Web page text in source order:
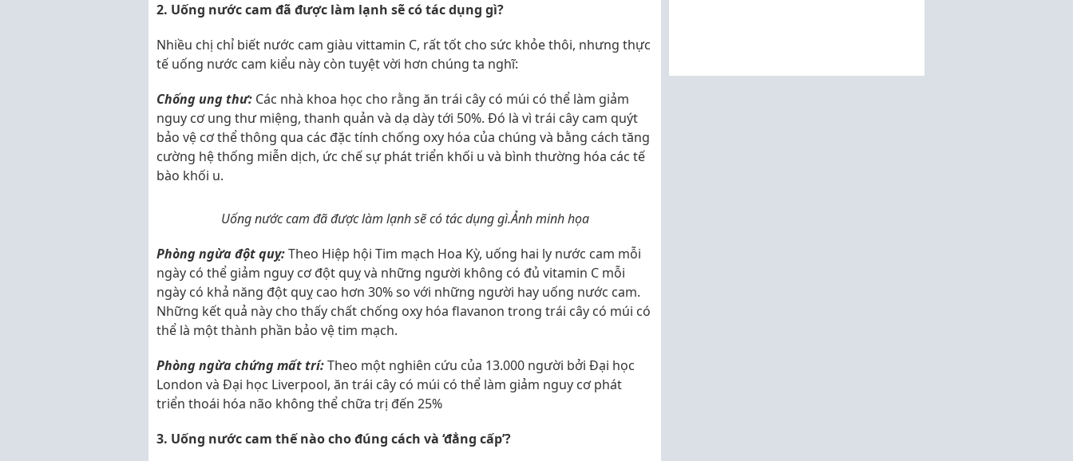
2. Uống nước cam đã được làm lạnh sẽ có tác dụng gì?
Nhiều chị chỉ biết nước cam giàu vittamin C, rất tốt cho sức khỏe thôi, nhưng thực
tế uống nước cam kiểu này còn tuyệt vời hơn chúng ta nghĩ:
Chống ung thư: Các nhà khoa học cho rằng ăn trái cây có múi có thể làm giảm
nguy cơ ung thư miệng, thanh quản và dạ dày tới 50%. Đó là vì trái cây cam quýt
bảo vệ cơ thể thông qua các đặc tính chống oxy hóa của chúng và bằng cách tăng
cường hệ thống miễn dịch, ức chế sự phát triển khối u và bình thường hóa các tế
bào khối u.
Uống nước cam đã được làm lạnh sẽ có tác dụng gì.Ảnh minh họa
Phòng ngừa đột quỵ:Theo Hiệp hội Tim mạch Hoa Kỳ, uống hai ly nước cam mỗi
ngày có thể giảm nguy cơ đột quỵ và những người không có đủ vitamin C mỗi
ngày có khả năng đột quỵ cao hơn 30% so với những người hay uống nước cam.
Những kết quả này cho thấy chất chống oxy hóa flavanon trong trái cây có múi có
thể là một thành phần bảo vệ tim mạch.
Phòng ngừa chứng mất trí:Theo một nghiên cứu của 13.000 người bởi Đại học
London và Đại học Liverpool, ăn trái cây có múi có thể làm giảm nguy cơ phát
triển thoái hóa não không thể chữa trị đến 25%
3. Uống nước cam thế nào cho đúng cách và ‘đẳng cấp’?